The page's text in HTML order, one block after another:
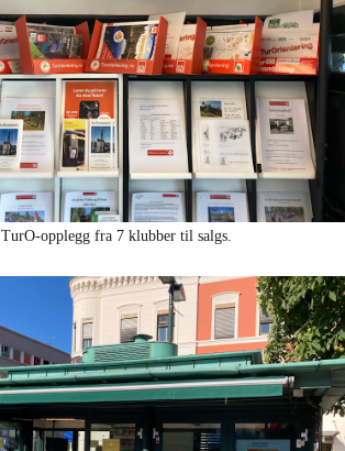
TurO-opplegg fra 7 klubber til salgs.